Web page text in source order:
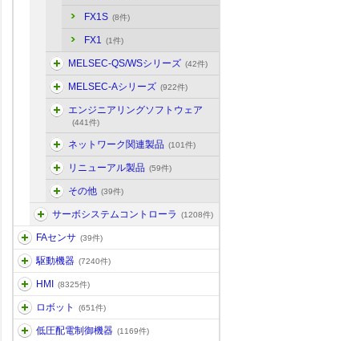
FX1S (8件)
FX1 (1件)
MELSEC-QS/WSシリーズ (42件)
MELSEC-Aシリーズ (922件)
エンジニアリングソフトウェア
(441件)
ネットワーク関連製品 (101件)
リニューアル製品 (59件)
その他 (39件)
サーボシステムコントローラ (1208件)
FAセンサ (39件)
駆動機器 (7240件)
HMI (8325件)
ロボット (651件)
低圧配電制御機器 (1169件)